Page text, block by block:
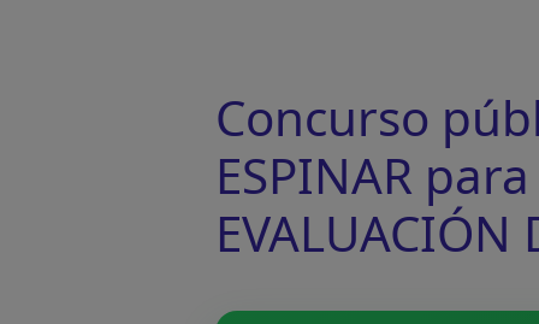
Concurso
ESPINAR
EVALUACIÓN